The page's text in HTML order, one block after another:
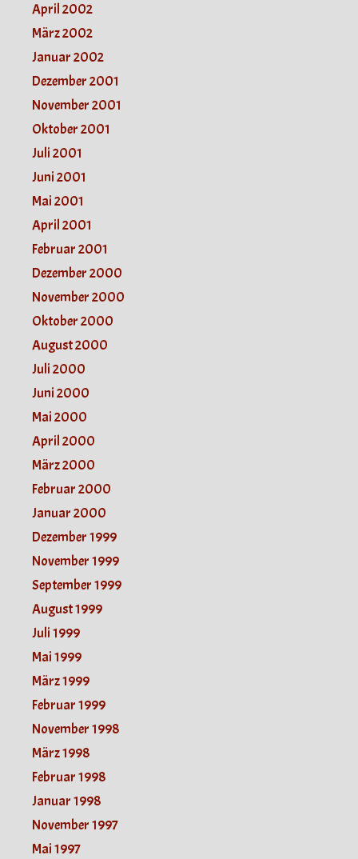
April 2002
März 2002
Januar 2002
Dezember 2001
November 2001
Oktober 2001
Juli 2001
Juni 2001
Mai 2001
April 2001
Februar 2001
Dezember 2000
November 2000
Oktober 2000
August 2000
Juli 2000
Juni 2000
Mai 2000
April 2000
März 2000
Februar 2000
Januar 2000
Dezember 1999
November 1999
September 1999
August 1999
Juli 1999
Mai 1999
März 1999
Februar 1999
November 1998
März 1998
Februar 1998
Januar 1998
November 1997
Mai 1997